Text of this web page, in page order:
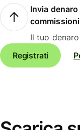
Invia
commissioni
Il tuo
Registrati